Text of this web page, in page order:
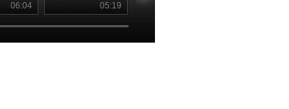
06:04 05:19